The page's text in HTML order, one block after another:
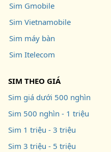
Sim Gmobile
Sim Vietnamobile
Sim máy bàn
Sim Itelecom
SIM THEO GIÁ
Sim giá dưới 500 nghìn
Sim 500 nghìn - 1 triệu
Sim 1 triệu - 3 triệu
Sim 3 triệu - 5 triệu